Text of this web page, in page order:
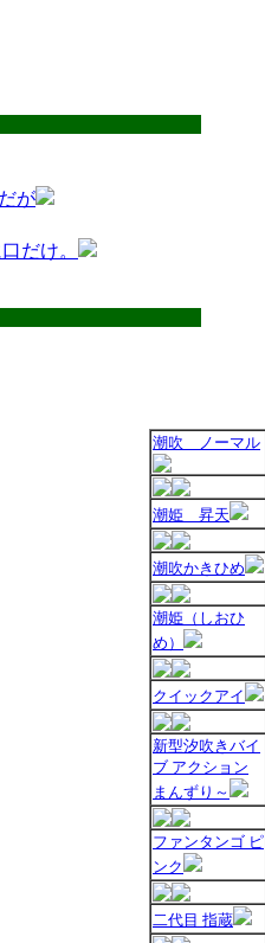
が
だけ。
潮吹 ノーマル
潮姫 昇天
潮吹かきひめ
潮姫（しおひ
め）
クイックアイ
新型汐吹きバイ
ブ アクション
まんずり～
ファンタンゴ ピ
ンク
二代目 指蔵